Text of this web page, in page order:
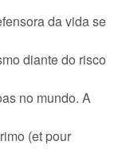
da vida se
diante do risco
no mundo. A
(et pour